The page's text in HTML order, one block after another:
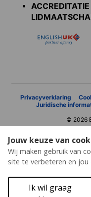
Jouw keuze van
Wij maken gebruik van
site te verbeteren en
Ik wil graag
ACCREDITATIE
Privacyverklaring
Juridische
© 2026